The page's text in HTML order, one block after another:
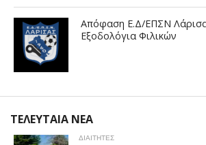
Απόφαση Ε.Δ/ΕΠΣΝ
Εξοδολόγια Φιλικών
ΤΕΛΕΥΤΑΙΑ ΝΕΑ
ΔΙΑΙΤΗΤΕΣ